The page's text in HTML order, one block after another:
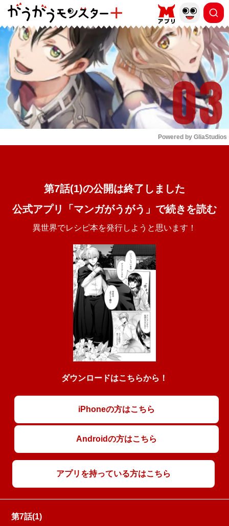
もっと読む
Powered by GliaStudios
第7話(1)の公開は終了しました
公式アプリ「マンガがうがう」で続きを読む
異世界でレシピ本を発行しようと思います！
ダウンロードはこちらから！
iPhoneの方はこちら
Androidの方はこちら
アプリを持っている方はこちら
第7話(1)